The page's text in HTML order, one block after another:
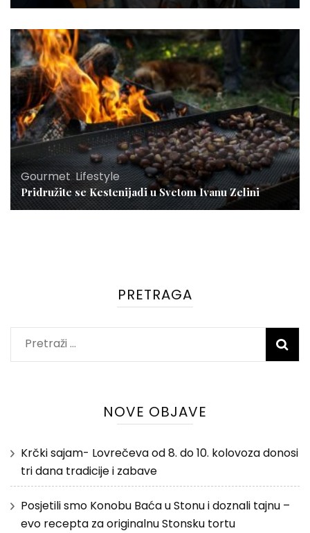
Gourmet,Lifestyle
Pridružite se Kestenijadi u Svetom Ivanu Zelini
PRETRAGA
Pretraži:
NOVE OBJAVE
Krčki sajam- Lovrečeva od 8. do 10. kolovoza donosi
tri dana tradicije i zabave
Posjetili smo Konobu Baća u Stonu i doznali tajnu –
evo recepta za originalnu Stonsku tortu